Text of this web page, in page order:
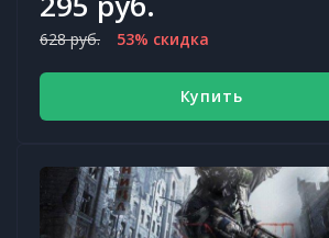
628 руб. 53% скидка
Купить